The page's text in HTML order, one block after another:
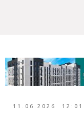
11.06.2026 12:01